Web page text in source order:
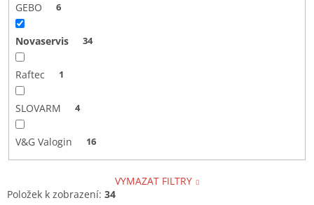
GEBO 6
Novaservis 34
Raftec 1
SLOVARM 4
V&G Valogin 16
VYMAZAT FILTRY
Položek k zobrazení: 34